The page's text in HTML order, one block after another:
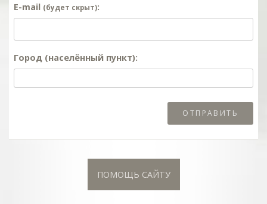
E-mail (будет скрыт):
Город (населённый пункт):
ПОМОЩЬ САЙТУ